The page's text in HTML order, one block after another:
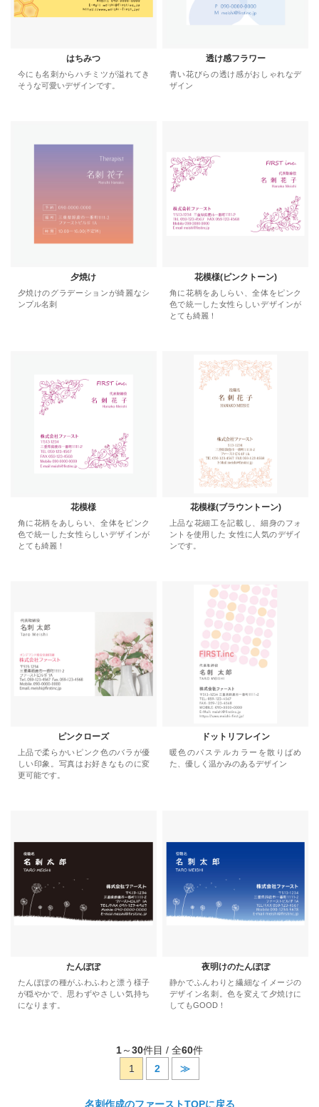
はちみつ
今にも名刺からハチミツが溢れてき
そうな可愛いデザインです。
透け感フラワー
青い花びらの透け感がおしゃれなデ
ザイン
夕焼け
夕焼けのグラデーションが綺麗なシ
ンプル名刺
花模様(ピンクトーン)
角に花柄をあしらい、全体をピンク
色で統一した女性らしいデザインが
とても綺麗！
花模様
角に花柄をあしらい、全体をピンク
色で統一した女性らしいデザインが
とても綺麗！
花模様(ブラウントーン)
上品な花細工を記載し、細身のフォ
ントを使用した 女性に人気のデザイ
ンです。
ピンクローズ
上品で柔らかいピンク色のバラが優
しい印象。写真はお好きなものに変
更可能です。
ドットリフレイン
暖色のパステルカラーを散りばめ
た、優しく温かみのあるデザイン
たんぽぽ
たんぽぽの種がふわふわと漂う様子
が穏やかで、思わずやさしい気持ち
になります。
夜明けのたんぽぽ
静かでふんわりと繊細なイメージの
デザイン名刺。色を変えて夕焼けに
してもGOOD！
1～30件目 / 全60件
1
2 ≫
名刺作成のファーストTOPに戻る